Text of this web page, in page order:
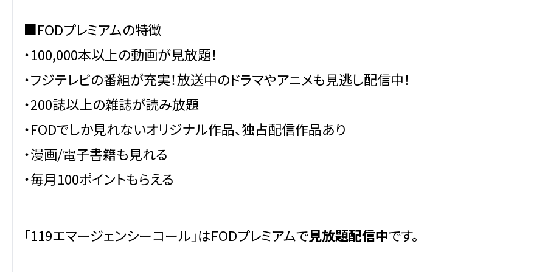
■FODプレミアムの特徴
・100,000本以上の動画が見放題！
・フジテレビの番組が充実！放送中のドラマやアニメも見逃し配信中！
・200誌以上の雑誌が読み放題
・FODでしか見れないオリジナル作品、独占配信作品あり
・漫画/電子書籍も見れる
・毎月100ポイントもらえる
「119エマージェンシーコール」はFODプレミアムで見放題配信中です。